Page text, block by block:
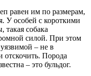
равен им по размерам,
У особей с короткими
такая собака
силой. При этом
– не в
отскочить. Порода
– это бульдог.